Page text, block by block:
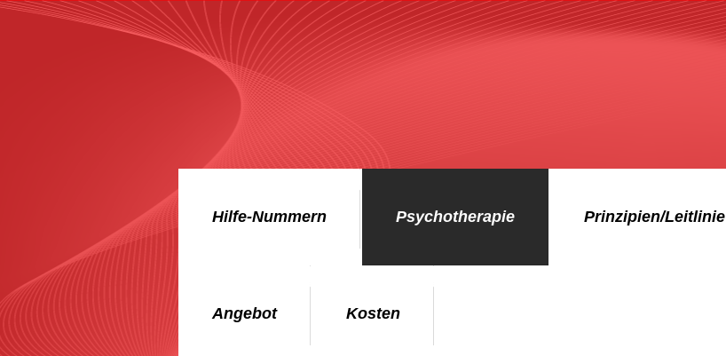
Hilfe-Nummern Psychotherapie Prinzipien/Leitlinie
Angebot Kosten